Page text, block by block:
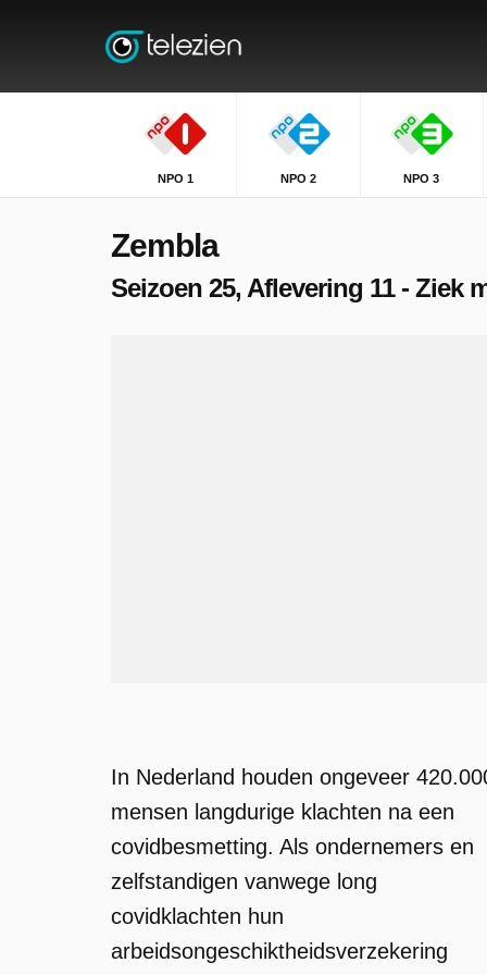
NPO 1 NPO 2 NPO 3
Zembla
Seizoen 25, Aflevering 11 - Ziek
In Nederland houden ongeveer
mensen langdurige klachten na een
covidbesmetting. Als ondernemers en
zelfstandigen vanwege long
covidklachten hun
arbeidsongeschiktheidsverzekering